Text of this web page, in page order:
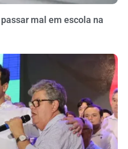
mal em escola na